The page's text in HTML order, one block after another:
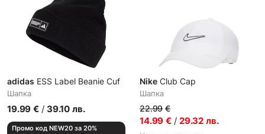
adidas ESS Label Beanie Cuf
Шапка
19.99 € / 39.10 лв.
Промо код NEW20 за 20%
Nike Club Cap
Шапка
22.99 €
14.99 € / 29.32 лв.